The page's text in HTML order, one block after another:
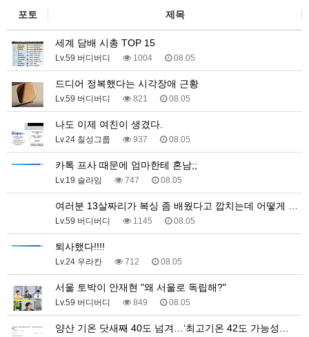
포토 제목
세계 담배 시총 TOP 15
Lv.59 버디버디 1004 08.05
드디어 정복했다는 시각장애 근황
Lv.59 버디버디 821 08.05
나도 이제 여친이 생겼다.
Lv.24 칠성그룹 937 08.05
카톡 프사 때문에 엄마한테 혼남;;
Lv.19 슬라임 747 08.05
여러분 13살짜리가 복싱 좀 배웠다고 깝치는데 어떻게 …
Lv.59 버디버디 1145 08.05
퇴사했다!!!!
Lv.24 우라칸 712 08.05
서울 토박이 안재현 "왜 서울로 독립해?"
Lv.59 버디버디 849 08.05
양산 기온 닷새째 40도 넘겨…‘최고기온 42도 가능성…